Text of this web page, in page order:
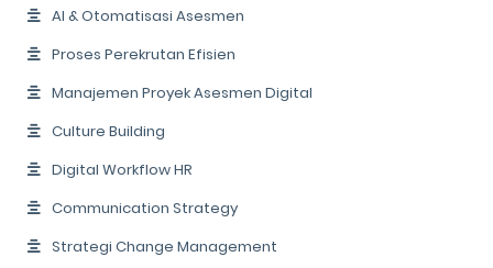
AI & Otomatisasi Asesmen
Proses Perekrutan Efisien
Manajemen Proyek Asesmen Digital
Culture Building
Digital Workflow HR
Communication Strategy
Strategi Change Management